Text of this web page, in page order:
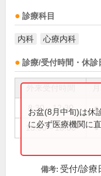
診療科目
内科 心療内科
診療/受付時間・休診
8:30～12:30 ●
15:00～18:00 ●
お盆(8月中旬)は休
に必ず医療機関に
備考: 受付/診療